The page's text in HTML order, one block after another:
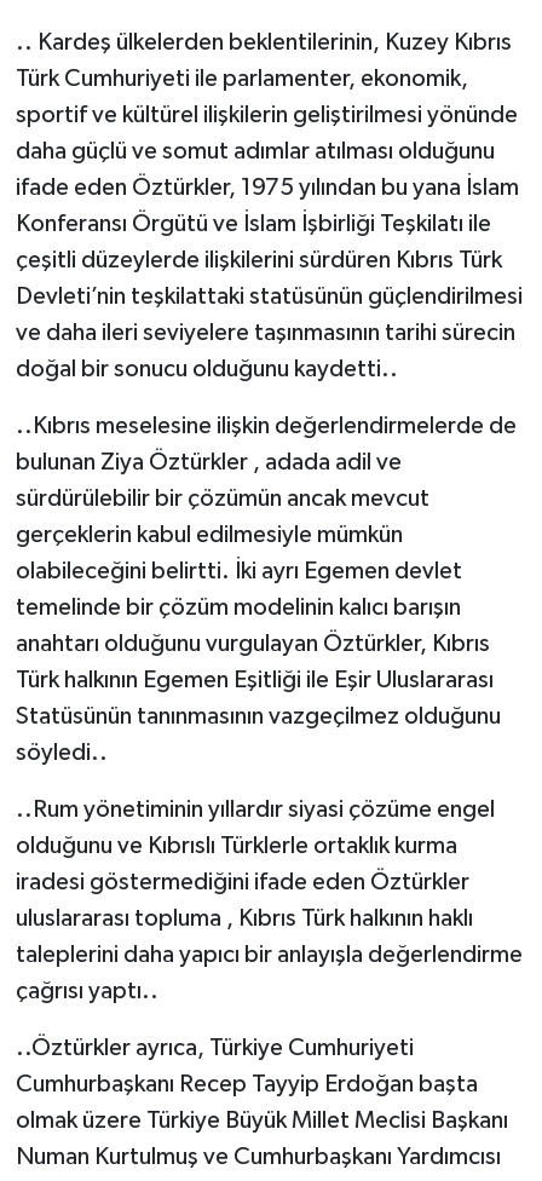
.. Kardeş ülkelerden beklentilerinin, Kuzey Kıbrıs
Türk Cumhuriyeti ile parlamenter, ekonomik,
sportif ve kültürel ilişkilerin geliştirilmesi yönünde
daha güçlü ve somut adımlar atılması olduğunu
ifade eden Öztürkler, 1975 yılından bu yana İslam
Konferansı Örgütü ve İslam İşbirliği Teşkilatı ile
çeşitli düzeylerde ilişkilerini sürdüren Kıbrıs Türk
Devleti’nin teşkilattaki statüsünün güçlendirilmesi
ve daha ileri seviyelere taşınmasının tarihi sürecin
doğal bir sonucu olduğunu kaydetti..
..Kıbrıs meselesine ilişkin değerlendirmelerde de
bulunan Ziya Öztürkler , adada adil ve
sürdürülebilir bir çözümün ancak mevcut
gerçeklerin kabul edilmesiyle mümkün
olabileceğini belirtti. İki ayrı Egemen devlet
temelinde bir çözüm modelinin kalıcı barışın
anahtarı olduğunu vurgulayan Öztürkler, Kıbrıs
Türk halkının Egemen Eşitliği ile Eşir Uluslararası
Statüsünün tanınmasının vazgeçilmez olduğunu
söyledi..
..Rum yönetiminin yıllardır siyasi çözüme engel
olduğunu ve Kıbrıslı Türklerle ortaklık kurma
iradesi göstermediğini ifade eden Öztürkler
uluslararası topluma , Kıbrıs Türk halkının haklı
taleplerini daha yapıcı bir anlayışla değerlendirme
çağrısı yaptı..
..Öztürkler ayrıca, Türkiye Cumhuriyeti
Cumhurbaşkanı Recep Tayyip Erdoğan başta
olmak üzere Türkiye Büyük Millet Meclisi Başkanı
Numan Kurtulmuş ve Cumhurbaşkanı Yardımcısı